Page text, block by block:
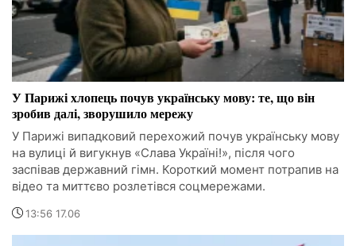
У Парижі хлопець почув українську мову: те, що він
зробив далі, зворушило мережу
У Парижі випадковий перехожий почув українську мову
на вулиці й вигукнув «Слава Україні!», після чого
заспівав державний гімн. Короткий момент потрапив на
відео та миттєво розлетівся соцмережами.
13:56 17.06